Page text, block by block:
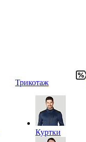
Трикотаж
Куртки